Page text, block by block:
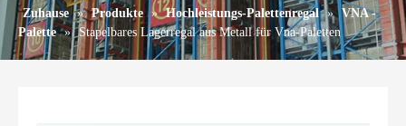
Zuhause » Produkte » Hochleistungs-Palettenregal » VNA -
Palette » Stapelbares Lagerregal aus Metall für Vna-Paletten